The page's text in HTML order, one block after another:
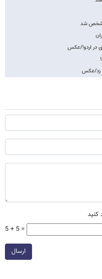
مشخص شد
در اردو!/عکس
زد/عکس
کنید
5 + 5 =
ارسال